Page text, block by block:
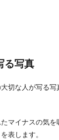
る写真
切な人が写る
たマイナスの気
表します。